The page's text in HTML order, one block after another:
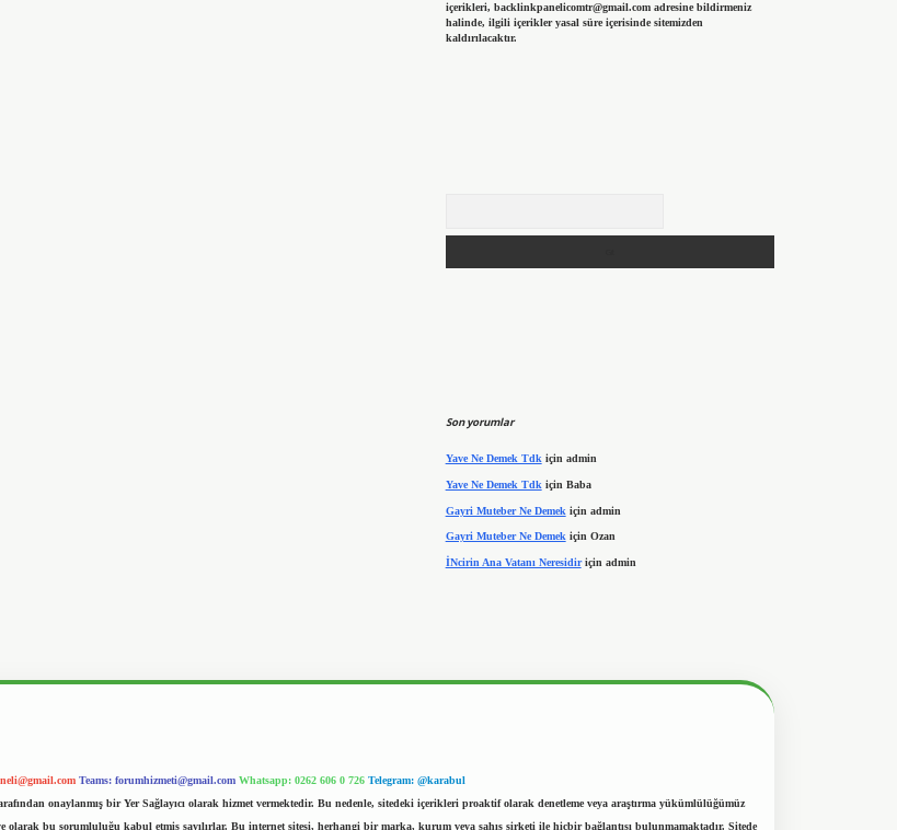
içerikleri, backlinkpanelicomtr@gmail.comadresine bildirmeniz
halinde, ilgili içerikler yasal süre içerisinde sitemizden
kaldırılacaktır.
Son yorumlar
Yave Ne Demek Tdkiçin admin
Yave Ne Demek Tdk için Baba
Gayri Muteber Ne Demek için admin
Gayri Muteber Ne Demek için Ozan
İNcirin Ana Vatanı Neresidiriçin admin
Teams: forumhizmeti@gmail.com Whatsapp: 0262 606 0 726 Telegram: @karabul
onaylanmış bir Yer Sağlayıcı olarak hizmet vermektedir. Bu nedenle, sitedeki içerikleri proaktif olarak denetleme veya araştırma yükümlülüğümüz
bu sorumluluğu kabul etmiş sayılırlar. Bu internet sitesi, herhangi bir marka, kurum veya şahıs şirketi ile hiçbir bağlantısı bulunmamaktadır. Sitede